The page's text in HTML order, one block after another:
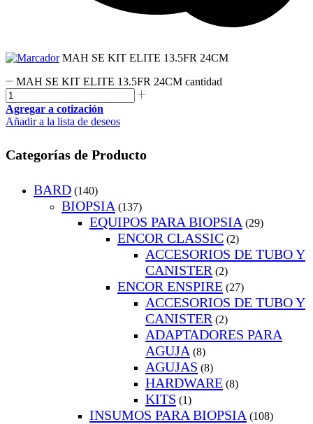
MAH SE KIT ELITE 13.5FR 24CM
MAH SE KIT ELITE 13.5FR 24CM cantidad
Agregar a cotización
Añadir a la lista de deseos
Categorías de Producto
BARD (140)
BIOPSIA (137)
EQUIPOS PARA BIOPSIA (29)
ENCOR CLASSIC (2)
ACCESORIOS DE TUBO Y
CANISTER (2)
ENCOR ENSPIRE (27)
ACCESORIOS DE TUBO Y
CANISTER (2)
ADAPTADORES PARA
AGUJA (8)
AGUJAS (8)
HARDWARE (8)
KITS (1)
INSUMOS PARA BIOPSIA (108)